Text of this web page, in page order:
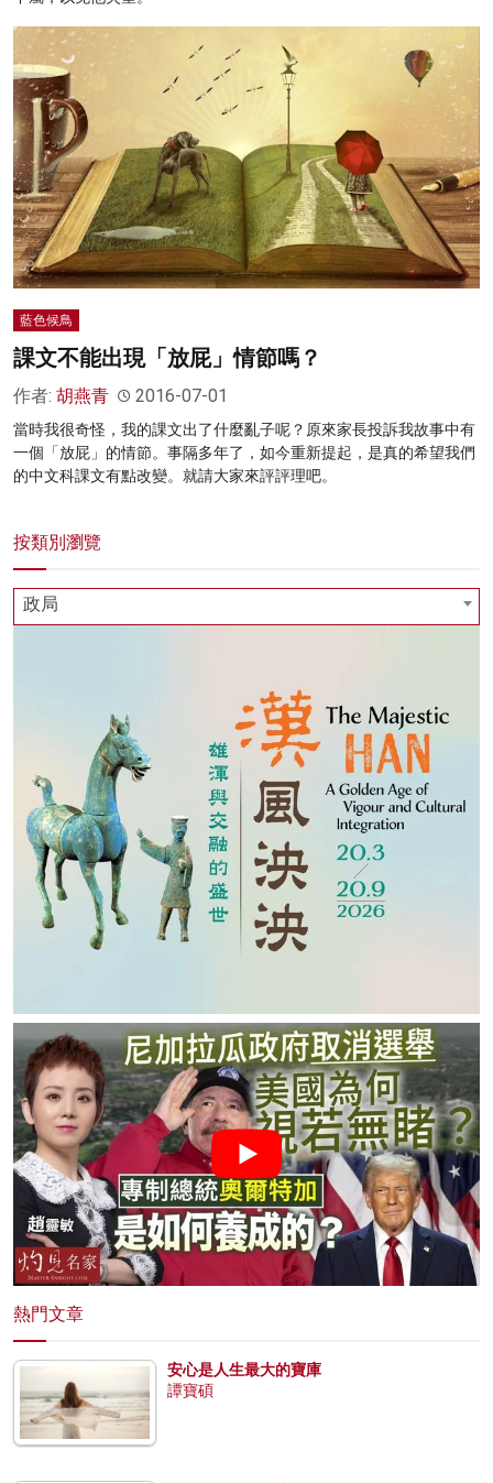
藍色候鳥
課文不能出現「放屁」情節嗎？
作者: 胡燕青 2016-07-01
當時我很奇怪，我的課文出了什麼亂子呢？原來家長投訴我故事中有
一個「放屁」的情節。事隔多年了，如今重新提起，是真的希望我們
的中文科課文有點改變。就請大家來評評理吧。
按類別瀏覽
政局
熱門文章
安心是人生最大的寶庫
譚寶碩